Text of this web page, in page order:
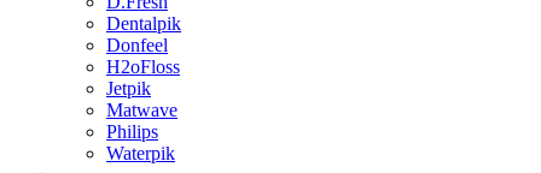
Dentalpik
Donfeel
H2oFloss
Jetpik
Matwave
Philips
Waterpik